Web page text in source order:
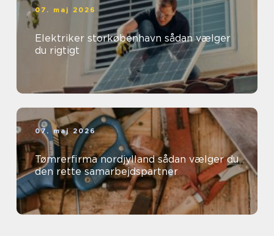
07. maj 2026
Elektriker storkøbenhavn sådan vælger
du rigtigt
07. maj 2026
Tømrerfirma nordjylland sådan vælger du
den rette samarbejdspartner